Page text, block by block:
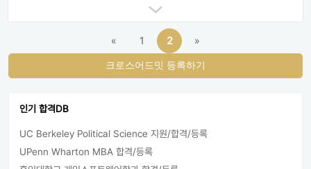
« 1 2 »
크로스어드밋 등록하기
인기 합격DB
UC Berkeley Political Science 지원/합격/등록
UPenn Wharton MBA 합격/등록